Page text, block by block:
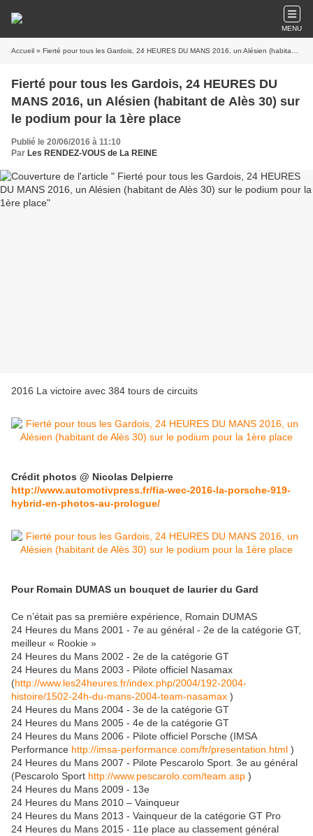
MENU
Accueil » Fierté pour tous les Gardois, 24 HEURES DU MANS 2016, un Alésien (habitant de Alès 30) sur le podium pour la 1ère place
Fierté pour tous les Gardois, 24 HEURES DU
MANS 2016, un Alésien (habitant de Alès 30) sur
le podium pour la 1ère place
Publié le 20/06/2016 à 11:10
Par Les RENDEZ-VOUS de La REINE
2016 La victoire avec 384 tours de circuits
Crédit photos @ Nicolas Delpierre
http://www.automotivpress.fr/fia-wec-2016-la-porsche-919-
hybrid-en-photos-au-prologue/
Pour Romain DUMAS un bouquet de laurier du Gard
Ce n’était pas sa première expérience, Romain DUMAS
24 Heures du Mans 2001 - 7e au général - 2e de la catégorie GT,
meilleur « Rookie »
24 Heures du Mans 2002 - 2e de la catégorie GT
24 Heures du Mans 2003 - Pilote officiel Nasamax
(http://www.les24heures.fr/index.php/2004/192-2004-
histoire/1502-24h-du-mans-2004-team-nasamax )
24 Heures du Mans 2004 - 3e de la catégorie GT
24 Heures du Mans 2005 - 4e de la catégorie GT
24 Heures du Mans 2006 - Pilote officiel Porsche (IMSA
Performance http://imsa-performance.com/fr/presentation.html )
24 Heures du Mans 2007 - Pilote Pescarolo Sport. 3e au général
(Pescarolo Sport http://www.pescarolo.com/team.asp )
24 Heures du Mans 2009 - 13e
24 Heures du Mans 2010 – Vainqueur
24 Heures du Mans 2013 - Vainqueur de la catégorie GT Pro
24 Heures du Mans 2015 - 11e place au classement général